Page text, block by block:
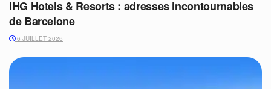
IHG Hotels & Resorts : adresses incontournables
de Barcelone
6 JUILLET 2026